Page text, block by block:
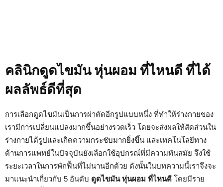
คลินิกดูดไขมัน หุ่นผอม ที่ไหนดี ที่ได้
ผลลัพธ์ดีที่สุด
การเลือกดูดไขมันเป็นการผ่าตัดอีกรูปแบบหนึ่ง ที่ทำให้ร่างกายของ
เรามีการเปลี่ยนแปลงมากขึ้นอย่างรวดเร็ว โดยจะส่งผลให้สัดส่วนใน
ร่างกายได้รูปและเกิดความกระชับมากยิ่งขึ้น และเทคโนโลยีทาง
ด้านการแพทย์ในปัจจุบันยังเลือกใช้อุปกรณ์ที่มีความทันสมัย จึงใช้
ระยะเวลาในการพักฟื้นที่ไม่นานอีกด้วย ดังนั้นในบทความนี้เราจึงจะ
มาแนะนำเกี่ยวกับ 5 อันดับ ดูดไขมัน หุ่นผอม ที่ไหนดี โดยมีราย